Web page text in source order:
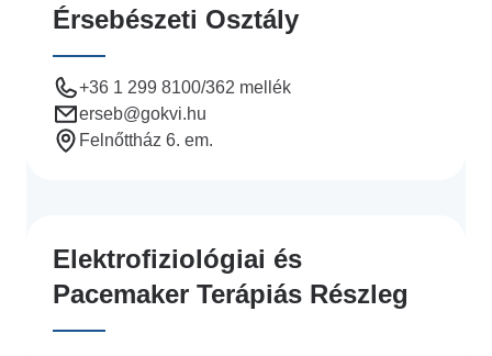
Érsebészeti Osztály
+36 1 299 8100/362 mellék
erseb@gokvi.hu
Felnőttház 6. em.
Elektrofiziológiai és
Pacemaker Terápiás Részleg